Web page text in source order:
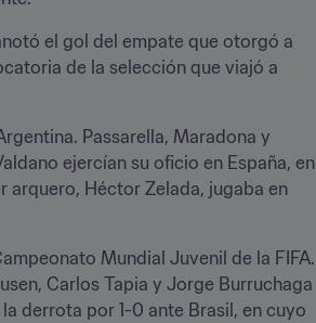
el gol del empate que otorgó a
de la selección que viajó a
Passarella, Maradona y
ejercían su oficio en España, en
arquero, Héctor Zelada, jugaba en
Mundial Juvenil de la FIFA.
Carlos Tapia y Jorge Burruchaga
derrota por 1-0 ante Brasil, en cuyo